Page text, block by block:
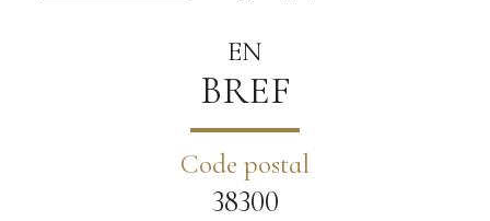
EN
BREF
Code postal
38300